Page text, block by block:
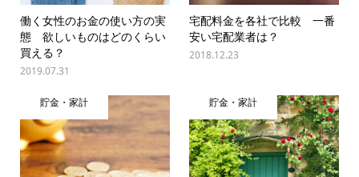
働く女性のお金の使い方の実
態 欲しいものはどのくらい
買える？
2019.07.31
宅配料金を各社で比較 一番
安い宅配業者は？
2018.12.23
貯金・家計 貯金・家計